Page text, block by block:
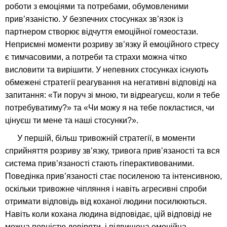
роботи з емоціями та потребами, обумовленими
прив’язаністю. У безпечних стосунках зв’язок із
партнером створює відчуття емоційної гомеостази.
Неприємні моменти розриву зв’язку й емоційного стресу
є тимчасовими, а потреби та страхи можна чітко
висловити та вирішити. У непевних стосунках існують
обмежені стратегії реагування на негативні відповіді на
запитання: «Ти поруч зі мною, ти відреагуєш, коли я тебе
потребуватиму?» та «Чи можу я на тебе покластися, чи
цінуєш ти мене та наші стосунки?».
У першій, більш тривожній стратегії, в моменти
сприйняття розриву зв’язку, тривога прив’язаності та вся
система прив’язаності стають гіперактивованими.
Поведінка прив’язаності стає посиленою та інтенсивною,
оскільки тривожне чіпляння і навіть агресивні спроби
отримати відповідь від коханої людини посилюються.
Навіть коли кохана людина відповідає, цій відповіді не